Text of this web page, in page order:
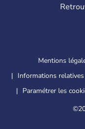
Mentions
Informations
Paramétrer les
©